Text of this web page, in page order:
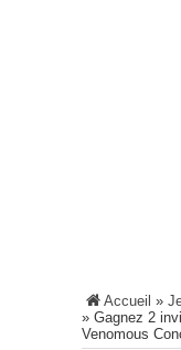
Accueil »
» Gagnez 2
Venomous